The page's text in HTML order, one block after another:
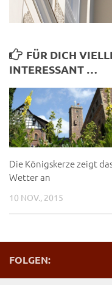
FÜR DICH
INTERESSANT …
Die Königskerze zeigt
Wetter an
10 NOV., 2015
FOLGEN: